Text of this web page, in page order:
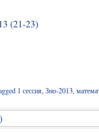
(21-23)
1 сессия, Зно-2013,